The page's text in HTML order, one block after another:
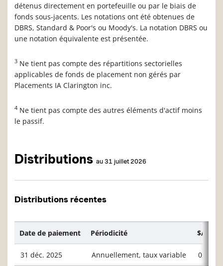
détenus directement en portefeuille ou par le biais de
fonds sous-jacents. Les notations ont été obtenues de
DBRS, Standard & Poor's ou Moody's. La notation DBRS ou
une notation équivalente est présentée.
3 Ne tient pas compte des répartitions sectorielles
applicables de fonds de placement non gérés par
Placements IA Clarington inc.
4 Ne tient pas compte des autres éléments d'actif moins
le passif.
Distributions au 31 juillet 2026
Distributions récentes
Date de paiement Périodicité $/
31 déc. 2025 Annuellement, taux variable